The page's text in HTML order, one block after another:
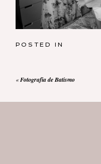
POSTED IN
«Fotografia de Batismo